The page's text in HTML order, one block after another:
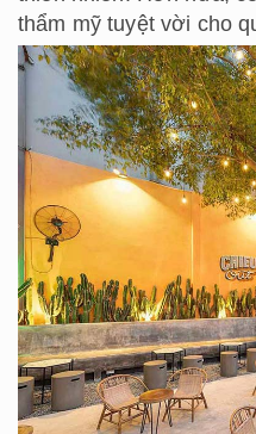
thẩm mỹ tuyệt vời cho